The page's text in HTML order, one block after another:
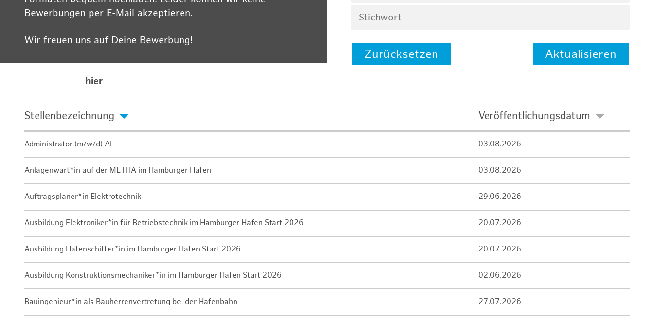
Bewerbungen per E-Mail akzeptieren.
Wir freuen uns auf Deine Bewerbung!
hier
Zurücksetzen Aktualisieren
Stellenbezeichnung Veröffentlichungsdatum
Administrator (m/w/d) AI 03.08.2026
Anlagenwart*in auf der METHA im Hamburger Hafen 03.08.2026
Auftragsplaner*in Elektrotechnik 29.06.2026
Ausbildung Elektroniker*in für Betriebstechnik im Hamburger Hafen Start 2026 20.07.2026
Ausbildung Hafenschiffer*in im Hamburger Hafen Start 2026 20.07.2026
Ausbildung Konstruktionsmechaniker*in im Hamburger Hafen Start 2026 02.06.2026
Bauingenieur*in als Bauherrenvertretung bei der Hafenbahn 27.07.2026